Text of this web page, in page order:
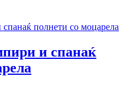
и спанаќ